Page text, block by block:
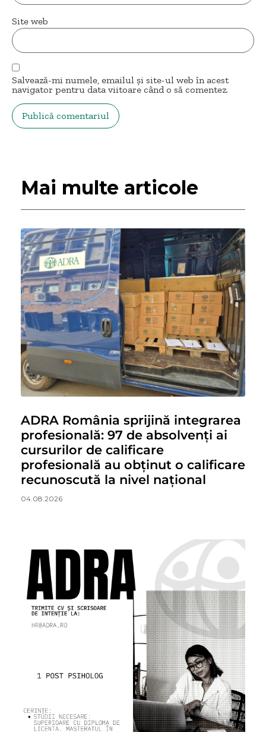
Site web
Salvează-mi numele, emailul și site-ul web în acest
navigator pentru data viitoare când o să comentez.
Mai multe articole
ADRA România sprijină integrarea
profesională: 97 de absolvenți ai
cursurilor de calificare
profesională au obținut o calificare
recunoscută la nivel național
04.08.2026